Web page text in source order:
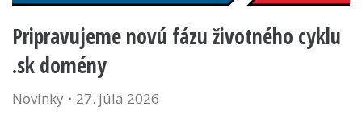
Pripravujeme novú fázu životného cyklu
.sk domény
Novinky
27. júla 2026